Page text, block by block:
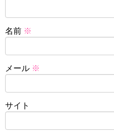
名前 ※
メール ※
サイト